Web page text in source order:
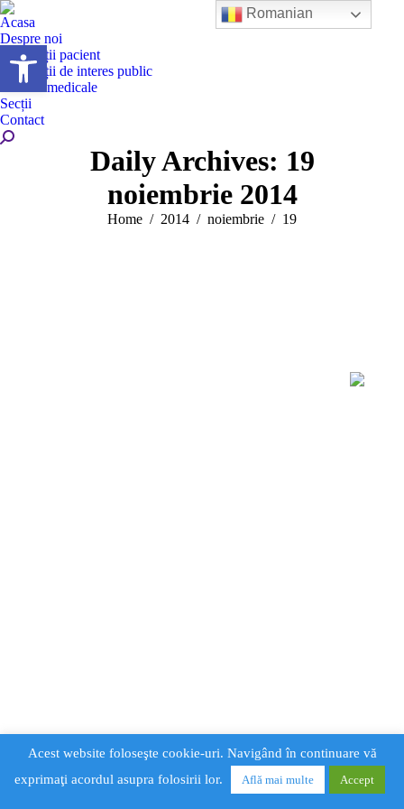
Deschide bara de unelte
Acasa
Despre noi
Informații pacient
Informații de interes public
Servicii medicale
Secții
Contact
Search:
Daily Archives: 19
noiembrie 2014
You are here:
Home 2014 noiembrie 19
Acest website foloseşte cookie-uri. Navigând în continuare vă
exprimaţi acordul asupra folosirii lor.
Află mai multe Accept
Romanian